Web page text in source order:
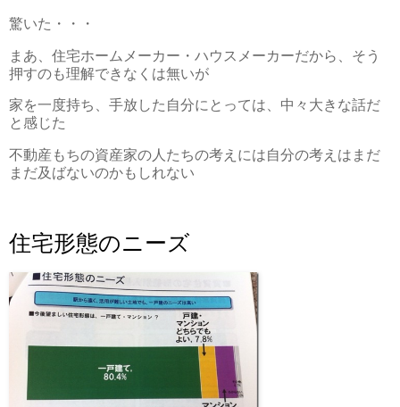
驚いた・・・
まあ、住宅ホームメーカー・ハウスメーカーだから、そう
押すのも理解できなくは無いが
家を一度持ち、手放した自分にとっては、中々大きな話だ
と感じた
不動産もちの資産家の人たちの考えには自分の考えはまだ
まだ及ばないのかもしれない
住宅形態のニーズ